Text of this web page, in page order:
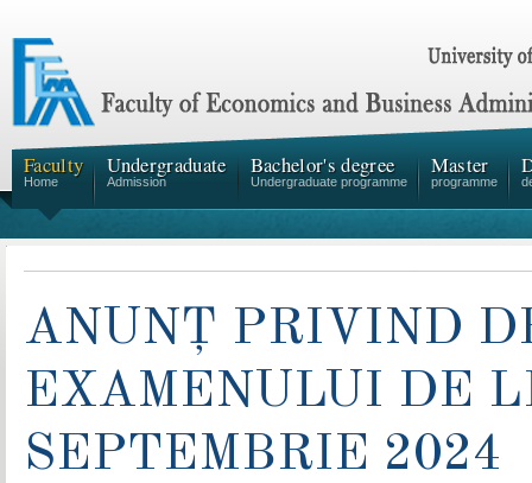
Faculty
Home
Undergraduate
Admission
Bachelor's degree
Undergraduate programme
Master
programme
ANUNȚ PRIVIND
EXAMENULUI DE
SEPTEMBRIE 2024